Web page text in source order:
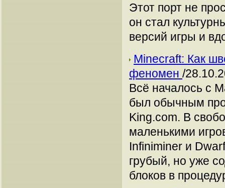
Этот порт не
он стал
версий игры и
Minecraft: Как
феномен /
Всё началось с
был обычным
King.com. В
маленькими
Infiniminer и
грубый, но уже
блоков в